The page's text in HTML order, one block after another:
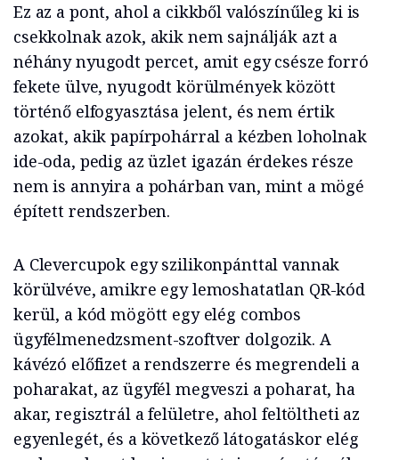
Ez az a pont, ahol a cikkből valószínűleg ki is
csekkolnak azok, akik nem sajnálják azt a
néhány nyugodt percet, amit egy csésze forró
fekete ülve, nyugodt körülmények között
történő elfogyasztása jelent, és nem értik
azokat, akik papírpohárral a kézben loholnak
ide-oda, pedig az üzlet igazán érdekes része
nem is annyira a pohárban van, mint a mögé
épített rendszerben.
A Clevercupok egy szilikonpánttal vannak
körülvéve, amikre egy lemoshatatlan QR-kód
kerül, a kód mögött egy elég combos
ügyfélmenedzsment-szoftver dolgozik. A
kávézó előfizet a rendszerre és megrendeli a
poharakat, az ügyfél megveszi a poharat, ha
akar, regisztrál a felületre, ahol feltöltheti az
egyenlegét, és a következő látogatáskor elég